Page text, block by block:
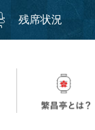
残席状況